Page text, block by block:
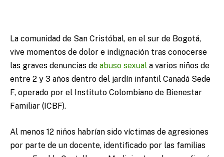
La comunidad de San Cristóbal, en el sur de Bogotá,
vive momentos de dolor e indignación tras conocerse
las graves denuncias de abuso sexual a varios niños de
entre 2 y 3 años dentro del jardín infantil Canadá Sede
F, operado por el Instituto Colombiano de Bienestar
Familiar (ICBF).
Al menos 12 niños habrían sido víctimas de agresiones
por parte de un docente, identificado por las familias